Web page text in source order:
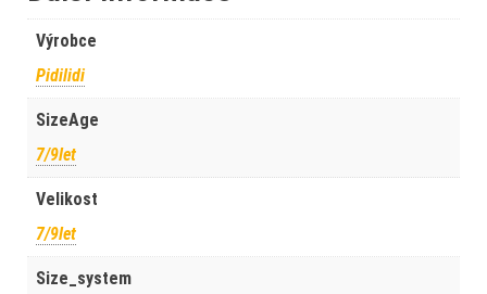
Výrobce
Pidilidi
SizeAge
7/9let
Velikost
7/9let
Size_system